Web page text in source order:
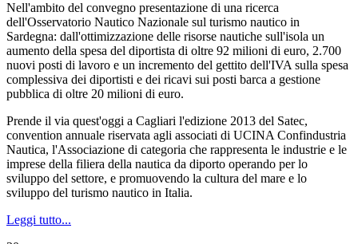
Nell'ambito del convegno presentazione di una ricerca
dell'Osservatorio Nautico Nazionale sul turismo nautico in
Sardegna: dall'ottimizzazione delle risorse nautiche sull'isola un
aumento della spesa del diportista di oltre 92 milioni di euro, 2.700
nuovi posti di lavoro e un incremento del gettito dell'IVA sulla spesa
complessiva dei diportisti e dei ricavi sui posti barca a gestione
pubblica di oltre 20 milioni di euro.
Prende il via quest'oggi a Cagliari l'edizione 2013 del Satec,
convention annuale riservata agli associati di UCINA Confindustria
Nautica, l'Associazione di categoria che rappresenta le industrie e le
imprese della filiera della nautica da diporto operando per lo
sviluppo del settore, e promuovendo la cultura del mare e lo
sviluppo del turismo nautico in Italia.
Leggi tutto...